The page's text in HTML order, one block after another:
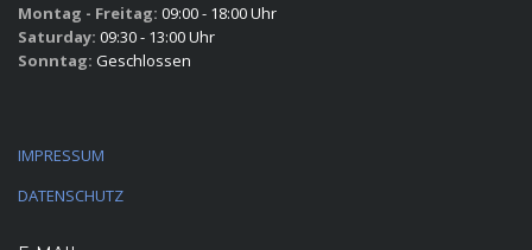
Montag - Freitag: 09:00 - 18:00 Uhr
Saturday: 09:30 - 13:00 Uhr
Sonntag: Geschlossen
IMPRESSUM
DATENSCHUTZ